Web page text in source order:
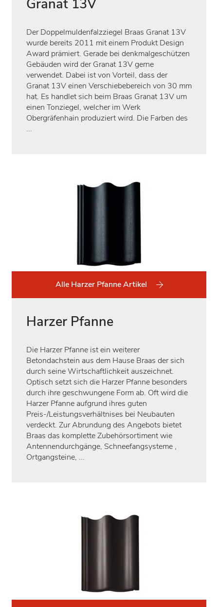
Granat 13V
Der Doppelmuldenfalzziegel Braas Granat 13V
wurde bereits 2011 mit einem Produkt Design
Award prämiert. Gerade bei denkmalgeschützen
Gebäuden wird der Granat 13V gerne
verwendet. Dabei ist von Vorteil, dass der
Granat 13V einen Verschiebebereich von 30 mm
hat. Es handlet sich beim Braas Granat 13V um
einen Tonziegel, welcher im Werk
Obergräfenhain produziert wird. Die Farben des
...
Alle Harzer Pfanne Artikel
Harzer Pfanne
Die Harzer Pfanne ist ein weiterer
Betondachstein aus dem Hause Braas der sich
durch seine Wirtschaftlichkeit auszeichnet.
Optisch setzt sich die Harzer Pfanne besonders
durch ihre geschwungene Form ab. Oft wird die
Harzer Pfanne aufgrund ihres guten
Preis-/Leistungsverhältnises bei Neubauten
verdeckt. Zur Abrundung des Angebots bietet
Braas das komplette Zubehörsortiment wie
Antennendurchgänge, Schneefangsysteme ,
Ortgangsteine, ...